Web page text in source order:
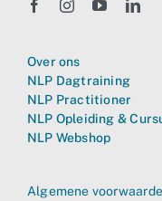
Over ons
NLP Dagtraining
NLP Practitioner
NLP Opleiding &
NLP Webshop
Algemene